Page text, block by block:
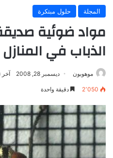
المجلة حلول مبتكرة
مواد ضوئية
الذباب في المنازل
موهوبون ديسمبر 28, 2008 آخر
2٬050 دقيقة واحدة